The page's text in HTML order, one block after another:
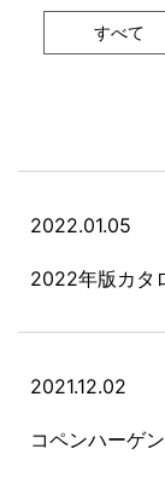
すべて
2022.01.05
2022年版カタ
2021.12.02
コペンハーゲ